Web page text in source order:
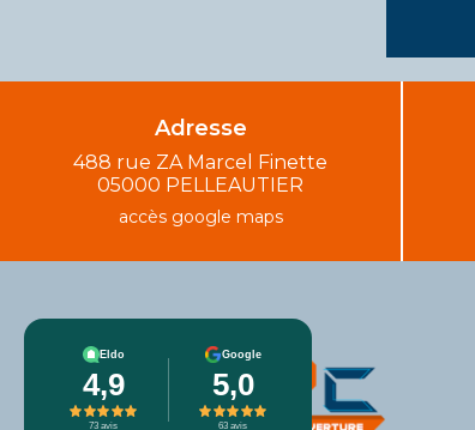
Adresse
488 rue ZA Marcel Finette
05000 PELLEAUTIER
accès google maps